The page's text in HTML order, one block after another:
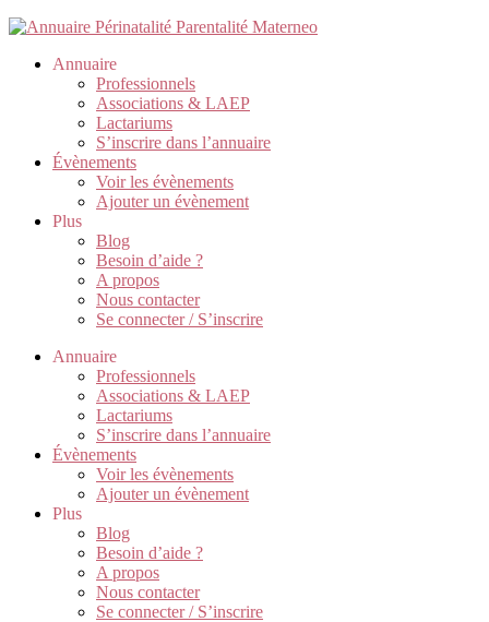
Annuaire
Professionnels
Associations & LAEP
Lactariums
S’inscrire dans l’annuaire
Évènements
Voir les évènements
Ajouter un évènement
Plus
Blog
Besoin d’aide ?
A propos
Nous contacter
Se connecter / S’inscrire
Annuaire
Professionnels
Associations & LAEP
Lactariums
S’inscrire dans l’annuaire
Évènements
Voir les évènements
Ajouter un évènement
Plus
Blog
Besoin d’aide ?
A propos
Nous contacter
Se connecter / S’inscrire